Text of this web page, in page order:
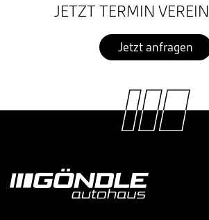
JETZT TERMIN
Jetzt anfragen